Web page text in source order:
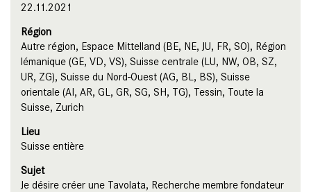
22.11.2021
Région
Autre région, Espace Mittelland (BE, NE, JU, FR, SO), Région
lémanique (GE, VD, VS), Suisse centrale (LU, NW, OB, SZ,
UR, ZG), Suisse du Nord-Ouest (AG, BL, BS), Suisse
orientale (AI, AR, GL, GR, SG, SH, TG), Tessin, Toute la
Suisse, Zurich
Lieu
Suisse entière
Sujet
Je désire créer une Tavolata, Recherche membre fondateur